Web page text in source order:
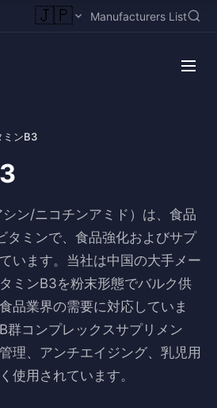
🇯🇵 Manufacturers List
ミンB3
ン/ニコチンアミド）は、食品
タミンで、食品強化およびサプ
います。当社は中国の大手メー
ミンB3を粉末形態でバルク供
品業界の需要に対応していま
群コンプレックスサプリメン
理、アンチエイジング、乳児用
使用されています。